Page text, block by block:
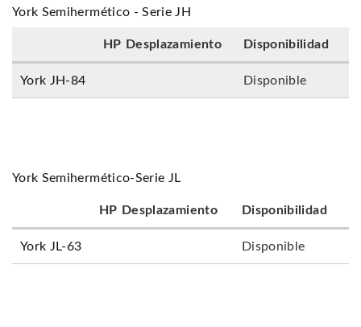
York Semihermético - Serie JH
HP Desplazamiento Disponibilidad
York JH-84 Disponible
York Semihermético-Serie JL
HP Desplazamiento Disponibilidad
York JL-63 Disponible